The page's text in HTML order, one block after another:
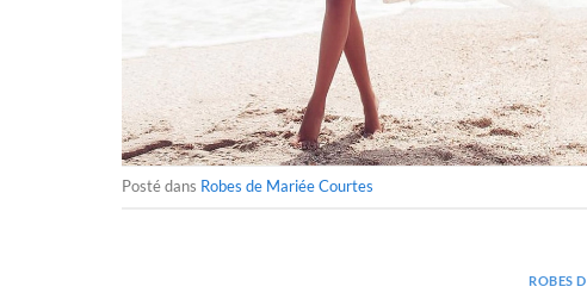
Posté dans Robes de Mariée Courtes
ROBES